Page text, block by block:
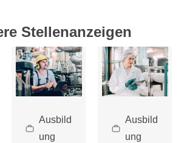
Stellenanzeigen
Ausbild
ung
Ausbild
ung